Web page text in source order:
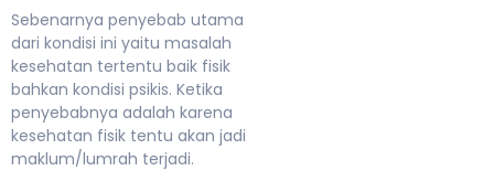
Sebenarnya penyebab utama
dari kondisi ini yaitu masalah
kesehatan tertentu baik fisik
bahkan kondisi psikis. Ketika
penyebabnya adalah karena
kesehatan fisik tentu akan jadi
maklum/lumrah terjadi.